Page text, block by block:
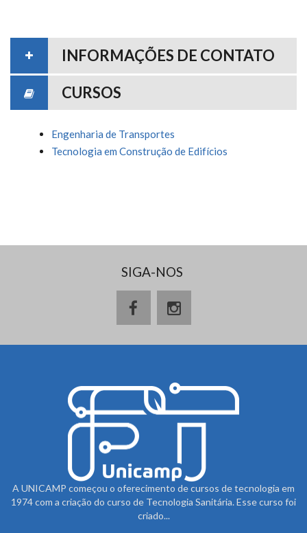
INFORMAÇÕES DE CONTATO
CURSOS
Engenharia de Transportes
Tecnologia em Construção de Edifícios
SIGA-NOS
A UNICAMP começou o oferecimento de cursos de tecnologia em
1974 com a criação do curso de Tecnologia Sanitária. Esse curso foi
criado...